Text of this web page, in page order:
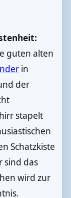
guten alten
in
der
stapelt
Schatzkiste
sind das
wird zur